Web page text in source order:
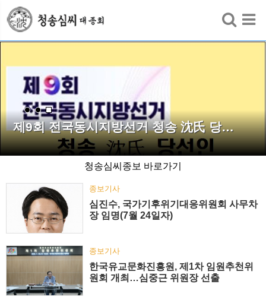
제9회 전국동시지방선거 청송 沈氏 당…
청송심씨종보 바로가기
종보기사
심진수, 국가기후위기대응위원회 사무차
장 임명(7월 24일자)
종보기사
한국유교문화진흥원, 제1차 임원추천위
원회 개최…심중근 위원장 선출